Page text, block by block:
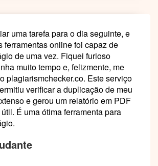
uma tarefa para o dia seguinte, e
ferramentas online foi capaz de
de uma vez. Fiquei furioso
muito tempo e, felizmente, me
plagiarismchecker.co. Este serviço
verificar a duplicação de meu
e gerou um relatório em PDF
É uma ótima ferramenta para